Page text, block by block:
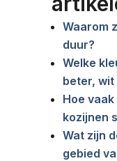
Waarom
duur?
Welke
beter,
Hoe
kozijnen
Wat zijn
gebied